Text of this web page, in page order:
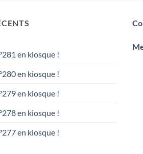
en kiosque !
en kiosque !
en kiosque !
en kiosque !
en kiosque !